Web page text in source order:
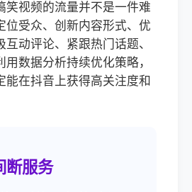
笑视频的流量并不是一件难
位受众、创新内容形式、优
动评论、紧跟热门话题、
数据分析持续优化策略，
能在抖音上获得高关注度和
断服务